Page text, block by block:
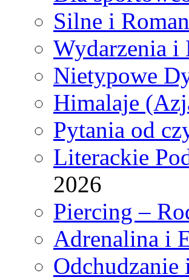
Silne i
Wydarzenia i
Nietypowe
Himalaje
Pytania od
Literackie
2026
Piercing –
Adrenalina i
Odchudzanie